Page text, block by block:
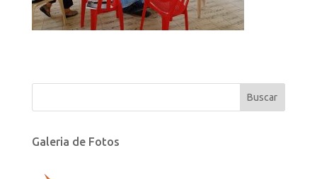
Galeria de Fotos